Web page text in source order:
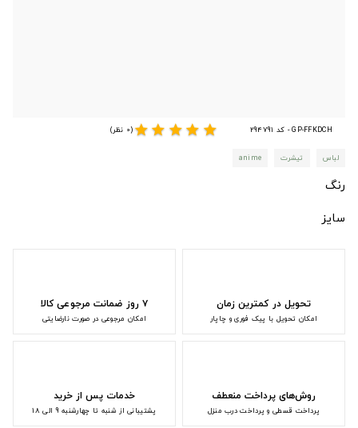
GP-FFKDCH - کد 294791 star
star
star
star
star(0 نظر)
لباس تیشرت anime
رنگ
سایز
تحویل در کمترین زمان
امکان تحویل با پیک فوری و چاپار
۷ روز ضمانت مرجوعی کالا
امکان مرجوعی در صورت نارضایتی
روش‌های پرداخت منعطف
پرداخت قسطی و پرداخت درب منزل
خدمات پس از خرید
پشتیبانی از شنبه تا چهارشنبه 9 الی 18